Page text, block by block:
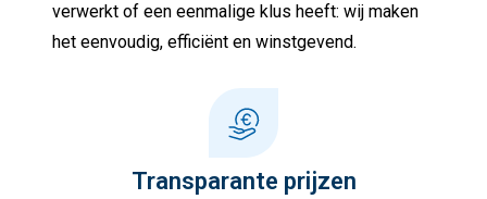
verwerkt of een eenmalige klus heeft: wij maken
het eenvoudig, efficiënt en winstgevend.
Transparante prijzen